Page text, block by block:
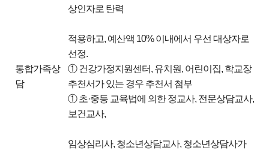
상인자로 탄력
적용하고, 예산액 10% 이내에서 우선 대상자로
선정.
통합가족상
담
① 건강가정지원센터, 유치원, 어린이집, 학교장
추천서가 있는 경우 추천서 첨부
① 초·중등 교육법에 의한 정교사, 전문상담교사,
보건교사,
임상심리사, 청소년상담교사, 청소년상담사가